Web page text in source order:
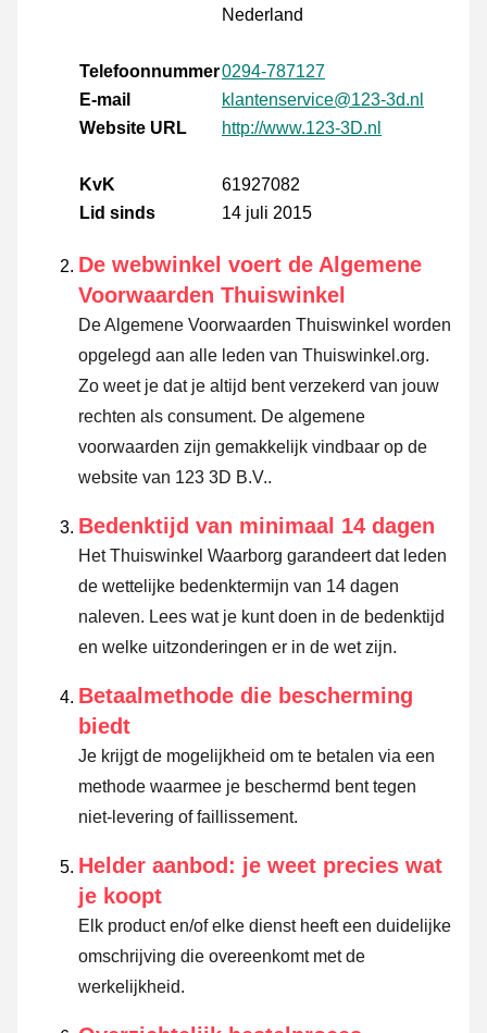
Nederland
Telefoonnummer0294-787127
E-mail
klantenservice@123-3d.nl
Website URL
http://www.123-3D.nl
KvK
61927082
Lid sinds
14 juli 2015
De webwinkel voert de Algemene
Voorwaarden Thuiswinkel
De Algemene Voorwaarden Thuiswinkel worden
opgelegd aan alle leden van Thuiswinkel.org.
Zo weet je dat je altijd bent verzekerd van jouw
rechten als consument. De algemene
voorwaarden zijn gemakkelijk vindbaar op de
website van 123 3D B.V..
Bedenktijd van minimaal 14 dagen
Het Thuiswinkel Waarborg garandeert dat leden
de wettelijke bedenktermijn van 14 dagen
naleven. Lees wat je kunt doen in de bedenktijd
en welke uitzonderingen er in de wet zijn.
Betaalmethode die bescherming
biedt
Je krijgt de mogelijkheid om te betalen via een
methode waarmee je beschermd bent tegen
niet-levering of faillissement.
Helder aanbod: je weet precies wat
je koopt
Elk product en/of elke dienst heeft een duidelijke
omschrijving die overeenkomt met de
werkelijkheid.